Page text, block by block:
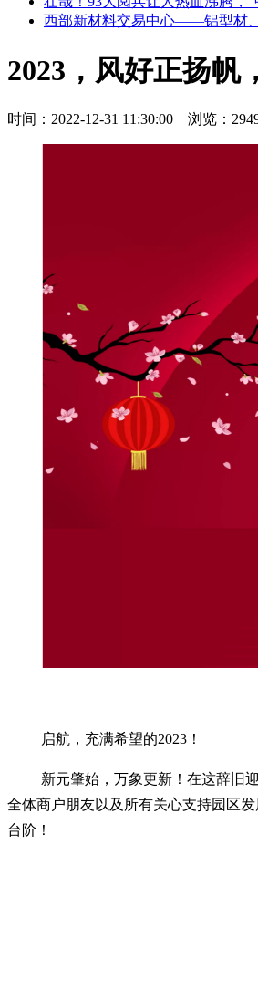
西部新材料交易中心——铝型材
2023，风好正扬帆
时间：2022-12-31 11:30:00 浏览：
启航，充满希望的2023！
新元肇始，万象更新！在这辞旧
全体商户朋友以及所有关心支持园区
台阶！